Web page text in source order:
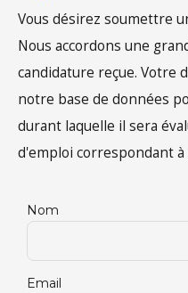
Vous désirez soumettre
Nous accordons une
candidature reçue. Votre
notre base de données
durant laquelle il sera
d'emploi correspondant
Nom
Email